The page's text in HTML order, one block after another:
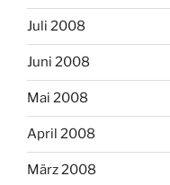
Juli 2008
Juni 2008
Mai 2008
April 2008
März 2008